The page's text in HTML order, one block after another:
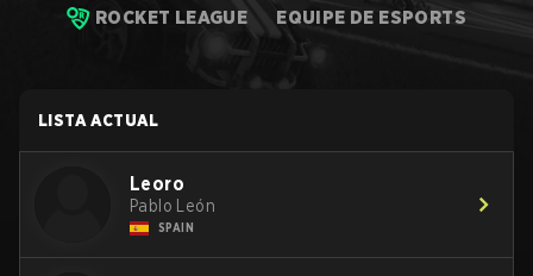
ROCKET LEAGUE EQUIPE DE ESPORTS
LISTA ACTUAL
Leoro
Pablo León
SPAIN